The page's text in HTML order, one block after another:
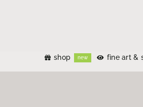
shop new fine art &